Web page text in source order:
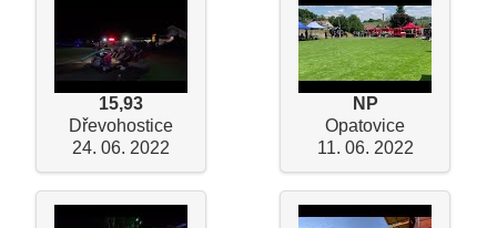
15,93
Dřevohostice
24. 06. 2022
NP
Opatovice
11. 06. 2022